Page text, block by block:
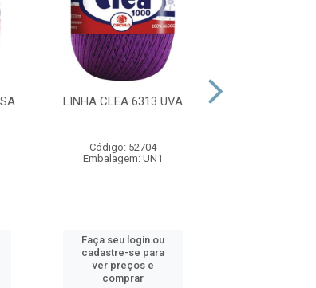
LINHA CLEA 6313 UVA
Código: 52704
Embalagem: UN1
Faça seu login ou
cadastre-se para
ver preços e
comprar